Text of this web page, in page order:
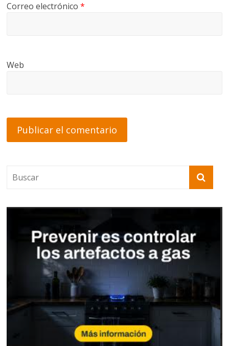
Correo electrónico*
Web